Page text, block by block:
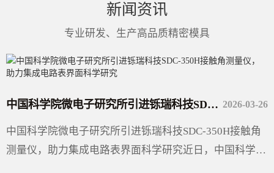
新闻资讯
专业研发、生产高品质精密模具
2026-03-26
中国科学院微电子研究所引进铄瑞科技SDC-350H接触角测量仪，助力集成电路表界面科学研究
中国科学院微电子研究所引进铄瑞科技SDC-350H接触角
测量仪，助力集成电路表界面科学研究近日，中国科学院